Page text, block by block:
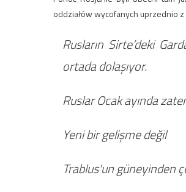
oddziałów wycofanych uprzednio
Rusların Sirte’deki
ortada dolaşıyor.
Ruslar Ocak ayında
Yeni bir gelişme değil
Trablus'un güneyinden